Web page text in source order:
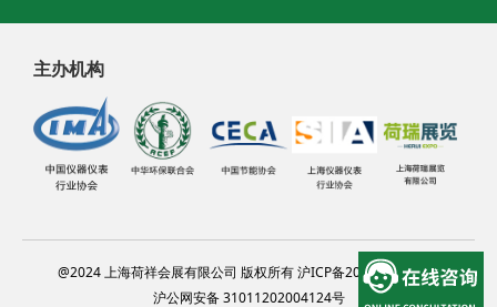
主办机构
@2024 上海荷祥会展有限公司 版权所有 沪ICP备20012314号-13
沪公网安备 31011202004124号